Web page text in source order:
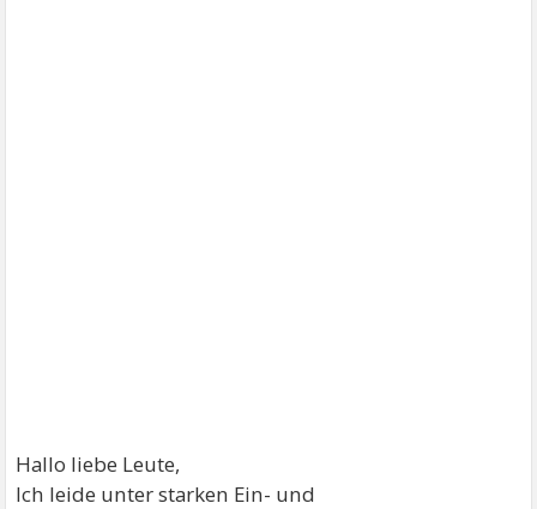
Hallo liebe Leute,
Ich leide unter starken Ein- und